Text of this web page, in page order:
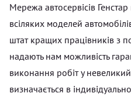
Мережа автосервісів
всіляких моделей
штат кращих працівників з
надають нам можливість
виконання робіт у
визначається в